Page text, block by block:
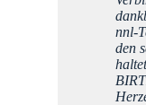
nnl-
den